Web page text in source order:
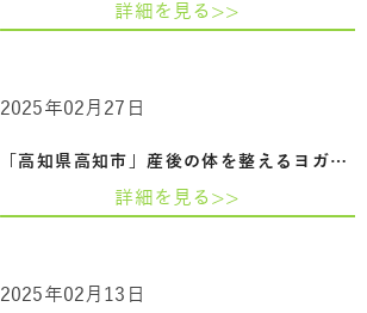
詳細を見る>>
「高知県高知市」産後の体を整えるヨガ-骨…
2025年02月27日
詳細を見る>>
2025年02月13日